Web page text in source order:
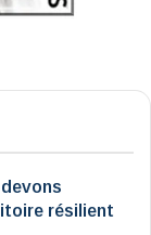
résilient